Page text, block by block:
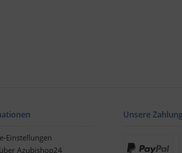
Einstellungen
Azubishop24
Unsere